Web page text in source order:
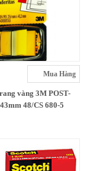
Mua Hàng
vàng 3M POST-
48/CS 680-5